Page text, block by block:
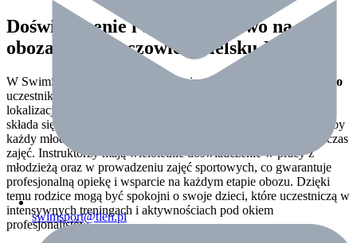
swimsport@tlen.pl
Doświadczenie i bezpieczeństwo na
obozach w Skoczowie i Bielsku-Białej
W SwimSport – priorytetem jest
bezpieczeństwo
uczestników obozów organizowanych w malowniczych
lokalizacjach, takich jak
składa się z
, którzy dbają o to, aby
każdy młody sportowiec czuł się bezpiecznie i komfortowo podczas
zajęć. Instruktorzy mają wieloletnie doświadczenie w pracy z
młodzieżą oraz w prowadzeniu zajęć sportowych, co gwarantuje
profesjonalną opiekę i wsparcie na każdym etapie obozu. Dzięki
temu rodzice mogą być spokojni o swoje dzieci, które uczestniczą w
intensywnych treningach i aktywnościach pod okiem
profesjonalistów.